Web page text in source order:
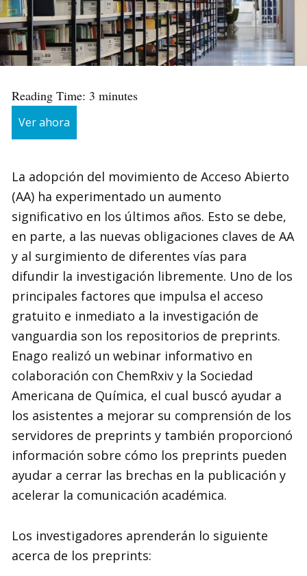
Reading Time: 3 minutes
Ver ahora
La adopción del movimiento de Acceso Abierto
(AA) ha experimentado un aumento
significativo en los últimos años. Esto se debe,
en parte, a las nuevas obligaciones claves de AA
y al surgimiento de diferentes vías para
difundir la investigación libremente. Uno de los
principales factores que impulsa el acceso
gratuito e inmediato a la investigación de
vanguardia son los repositorios de preprints.
Enago realizó un webinar informativo en
colaboración con ChemRxiv y la Sociedad
Americana de Química, el cual buscó ayudar a
los asistentes a mejorar su comprensión de los
servidores de preprints y también proporcionó
información sobre cómo los preprints pueden
ayudar a cerrar las brechas en la publicación y
acelerar la comunicación académica.
Los investigadores aprenderán lo siguiente
acerca de los preprints: